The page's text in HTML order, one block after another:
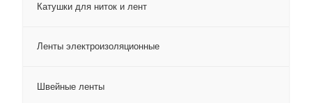
Катушки для ниток и лент
Ленты электроизоляционные
Швейные ленты